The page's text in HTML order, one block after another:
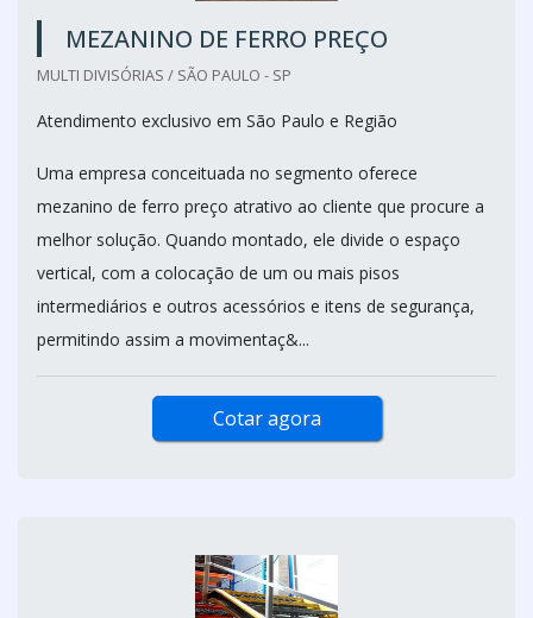
MEZANINO DE FERRO PREÇO
MULTI DIVISÓRIAS / SÃO PAULO - SP
Atendimento exclusivo em São Paulo e Região
Uma empresa conceituada no segmento oferece
mezanino de ferro preço atrativo ao cliente que procure a
melhor solução. Quando montado, ele divide o espaço
vertical, com a colocação de um ou mais pisos
intermediários e outros acessórios e itens de segurança,
permitindo assim a movimentaç&...
Cotar agora